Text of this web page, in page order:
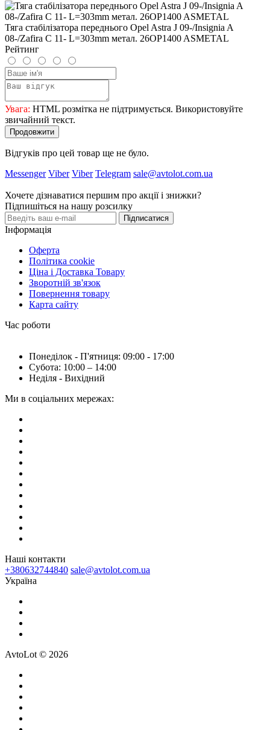
Тяга стабілізатора переднього Opel Astra J 09-/Insignia A
08-/Zafira C 11- L=303mm метал. 26OP1400 ASMETAL
Рейтинг
Увага: HTML розмітка не підтримується. Використовуйте
звичайний текст.
Продовжити
Відгуків про цей товар ще не було.
Messenger Viber Viber Telegram sale@avtolot.com.ua
Хочете дізнаватися першим про акції і знижки?
Підпишіться на нашу розсилку
Підписатися
Інформація
Оферта
Політика cookie
Ціна і Доставка Товару
Зворотній зв'язок
Повернення товару
Карта сайту
Час роботи
Понеділок - П'ятниця: 09:00 - 17:00
Субота: 10:00 – 14:00
Неділя - Вихідний
Ми в соціальних мережах:
Наші контакти
+380632744840 sale@avtolot.com.ua
Українa
AvtoLot © 2026